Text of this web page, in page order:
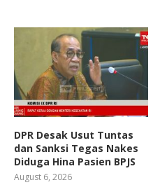
DPR Desak Usut Tuntas
dan Sanksi Tegas Nakes
Diduga Hina Pasien BPJS
August 6, 2026